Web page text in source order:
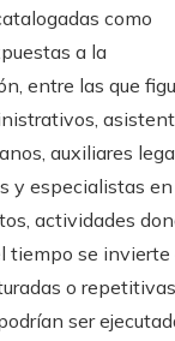
como
a la
entre las que
auxiliares
y especialistas en
actividades
tiempo se invierte
o
ser